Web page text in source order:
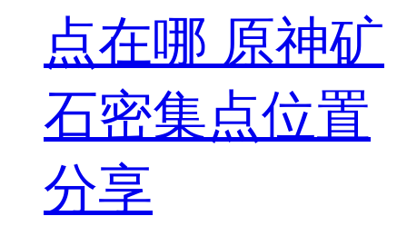
点在哪 原神矿
石密集点位置
分享